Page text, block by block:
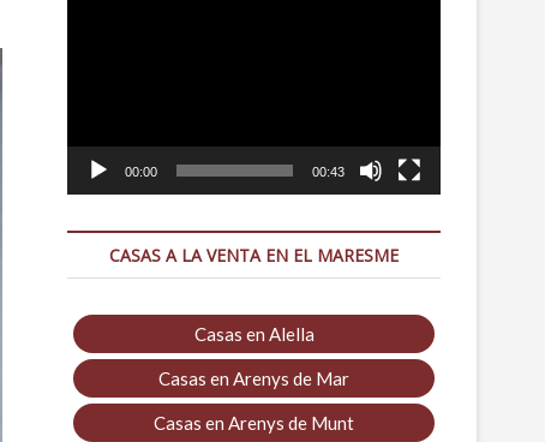
00:00 00:43
CASAS A LA VENTA EN EL MARESME
Casas en Alella
Casas en Arenys de Mar
Casas en Arenys de Munt